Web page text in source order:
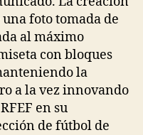
foto tomada de
al máximo
con bloques
la
a la vez innovando
en su
de fútbol de